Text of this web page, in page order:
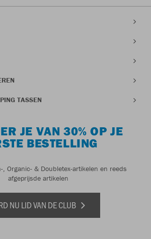
TASSEN
JE VAN 30% OP JE
BESTELLING
, Organic- & Doubletex-artikelen en reeds
afgeprijsde artikelen
NU LID VAN DE CLUB